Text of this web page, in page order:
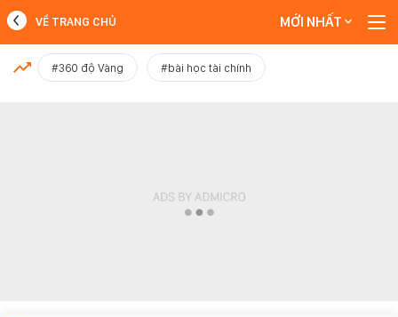
MỚI NHẤT
VỀ TRANG CHỦ MỚI NHẤT
#360 độ Vàng #bài học tài chính